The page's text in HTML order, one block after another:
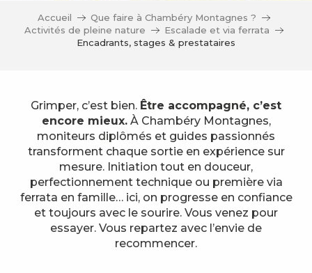
Accueil
Que faire à Chambéry Montagnes ?
Activités de pleine nature
Escalade et via ferrata
Encadrants, stages & prestataires
Grimper, c’est bien. Être accompagné, c’est
encore mieux.À Chambéry Montagnes,
moniteurs diplômés et guides passionnés
transforment chaque sortie en expérience sur
mesure. Initiation tout en douceur,
perfectionnement technique ou première via
ferrata en famille… ici, on progresse en confiance
et toujours avec le sourire. Vous venez pour
essayer. Vous repartez avec l’envie de
recommencer.